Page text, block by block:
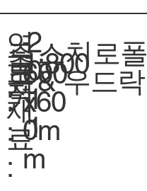
연
도
:
2
0
1
1
주
요
재
료
:
축
척
.
스치로폴
& 우드락
1:800
크
기
.
600
x60
0m
m